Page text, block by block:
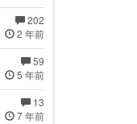
202
2 年前
59
5 年前
13
7 年前